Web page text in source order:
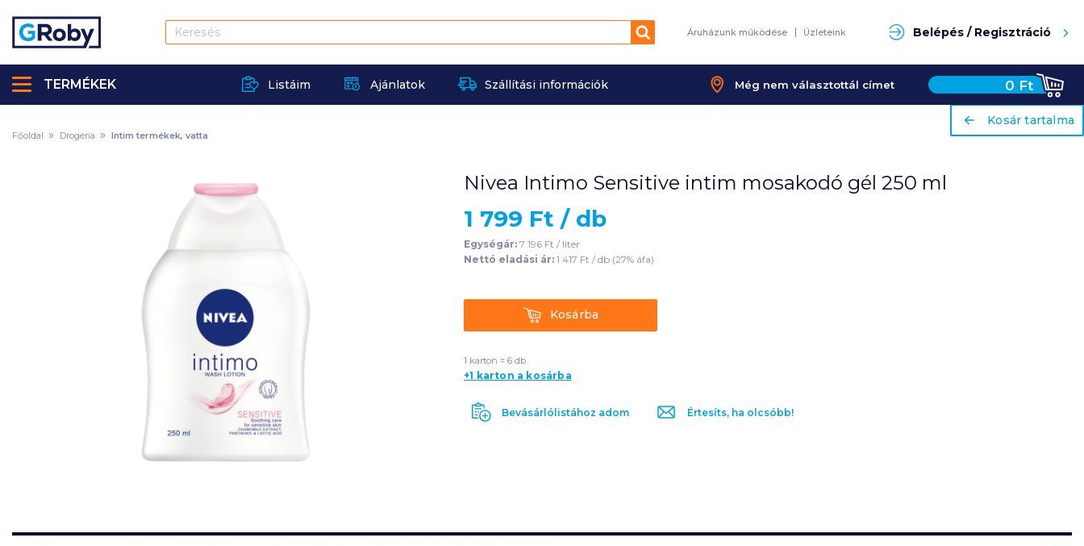
Keresés Áruházunk működése Üzleteink Belépés / Regisztráció
Listáim Ajánlatok Szállítási információk Még nem választottál címet 0 Ft
TERMÉKEK
ariaLabel
Kosár tartalma
Főoldal Drogéria Intim termékek, vatta
Nivea Intimo Sensitive intim mosakodó gél 250 ml
1 799 Ft / db
Egységár: 7 196 Ft / liter
Nettó eladási ár: 1 417 Ft / db (27% áfa)
KosárbaKosárba
1 karton = 6 db
+1 karton a kosárba
Bevásárlólistához adom Értesíts, ha olcsóbb!